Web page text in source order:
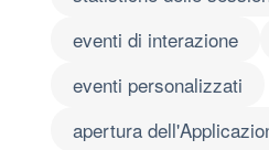
eventi di interazione
eventi personalizzati
apertura